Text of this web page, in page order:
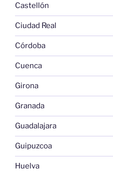
Castellón
Ciudad Real
Córdoba
Cuenca
Girona
Granada
Guadalajara
Guipuzcoa
Huelva